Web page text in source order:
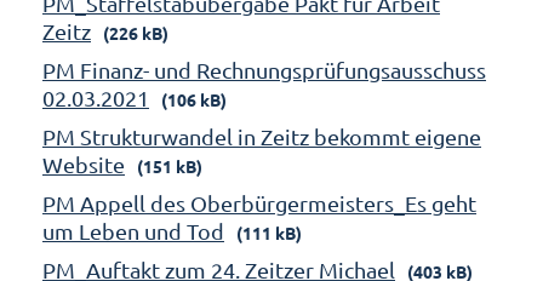
Zeitz
(226 kB)
PM Finanz- und Rechnungsprüfungsausschuss
02.03.2021
(106 kB)
PM Strukturwandel in Zeitz bekommt eigene
Website
(151 kB)
PM Appell des Oberbürgermeisters_Es geht
um Leben und Tod
(111 kB)
PM_Auftakt zum 24. Zeitzer Michael (403 kB)